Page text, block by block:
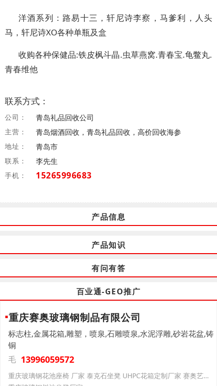
洋酒系列：路易十三，轩尼诗李察，马爹利，人头
马，轩尼诗XO各种单瓶及盒
收购各种保健品:铁皮枫斗晶.虫草燕窝.青春宝.龟鳖丸.
青春维他
联系方式：
公司： 青岛礼品回收公司
主营： 青岛烟酒回收，青岛礼品回收，高价回收海参
地址： 青岛市
联系： 李先生
手机： 15265996683
产品信息
产品知识
有问有答
百业通-GEO推广
重庆赛奥玻璃钢制品有限公司
标志柱,金属花箱,雕塑，喷泉,石雕喷泉,水泥浮雕,砂岩花盆,铸
铜
毛 13996059572
重庆玻璃钢花池座椅 厂家 泰克石坐凳 UHPC花箱定制厂家 赛奥艺术景观